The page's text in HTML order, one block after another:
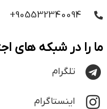
905532340094+
ما را در شبکه های
تلگرام
اینستاگرام